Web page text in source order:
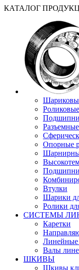
КАТАЛОГ
Опорные
Втулки
Шарики
Ролики
СИСТЕМЫ
Каретки
Валы
ШКИВЫ
Шкивы